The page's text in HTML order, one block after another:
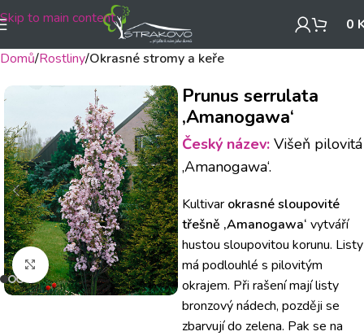
Skip to main content 0
Domů Rostliny Okrasné stromy a keře
Klikněte pro zvětšení
Prunus serrulata
‚Amanogawa‘
Český název: Višeň pilovitá
‚Amanogawa‘.
Kultivar okrasné sloupovité
třešně ‚Amanogawa‘ vytváří
hustou sloupovitou korunu. Listy
má podlouhlé s pilovitým
okrajem. Při rašení mají listy
bronzový nádech, později se
zbarvují do zelena. Pak se na